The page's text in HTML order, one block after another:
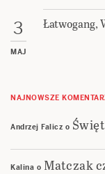
3
MAJ
Łatwogang,
NAJNOWSZE
Andrzej Falicz o
Kalina o Matczak